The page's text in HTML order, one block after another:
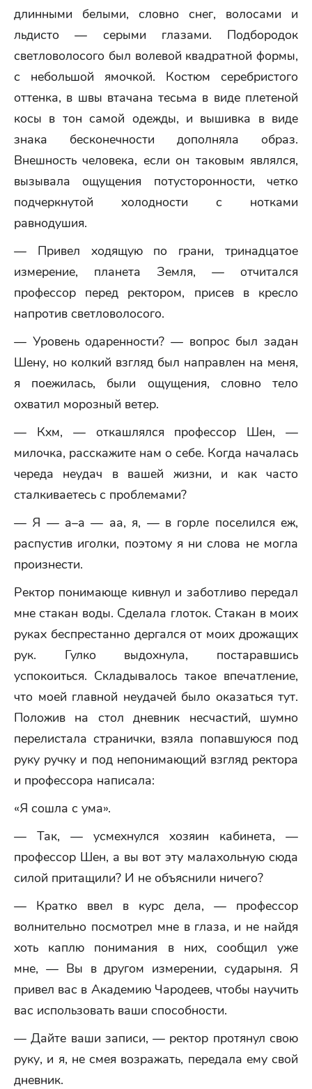
длинными белыми, словно снег, волосами и
льдисто — серыми глазами. Подбородок
светловолосого был волевой квадратной формы,
с небольшой ямочкой. Костюм серебристого
оттенка, в швы втачана тесьма в виде плетеной
косы в тон самой одежды, и вышивка в виде
знака бесконечности дополняла образ.
Внешность человека, если он таковым являлся,
вызывала ощущения потусторонности, четко
подчеркнутой холодности с нотками
равнодушия.
— Привел ходящую по грани, тринадцатое
измерение, планета Земля, — отчитался
профессор перед ректором, присев в кресло
напротив светловолосого.
— Уровень одаренности? — вопрос был задан
Шену, но колкий взгляд был направлен на меня,
я поежилась, были ощущения, словно тело
охватил морозный ветер.
— Кхм, — откашлялся профессор Шен, —
милочка, расскажите нам о себе. Когда началась
череда неудач в вашей жизни, и как часто
сталкиваетесь с проблемами?
— Я — а–а — аа, я, — в горле поселился еж,
распустив иголки, поэтому я ни слова не могла
произнести.
Ректор понимающе кивнул и заботливо передал
мне стакан воды. Сделала глоток. Стакан в моих
руках беспрестанно дергался от моих дрожащих
рук. Гулко выдохнула, постаравшись
успокоиться. Складывалось такое впечатление,
что моей главной неудачей было оказаться тут.
Положив на стол дневник несчастий, шумно
перелистала странички, взяла попавшуюся под
руку ручку и под непонимающий взгляд ректора
и профессора написала:
«Я сошла с ума».
— Так, — усмехнулся хозяин кабинета, —
профессор Шен, а вы вот эту малахольную сюда
силой притащили? И не объяснили ничего?
— Кратко ввел в курс дела, — профессор
волнительно посмотрел мне в глаза, и не найдя
хоть каплю понимания в них, сообщил уже
мне, — Вы в другом измерении, сударыня. Я
привел вас в Академию Чародеев, чтобы научить
вас использовать ваши способности.
— Дайте ваши записи, — ректор протянул свою
руку, и я, не смея возражать, передала ему свой
дневник.